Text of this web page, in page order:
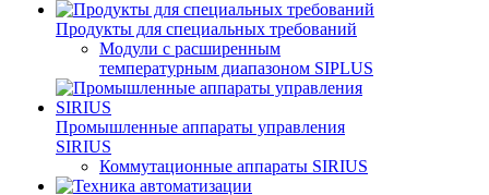
Продукты для специальных требований
Модули с расширенным
температурным диапазоном SIPLUS
Промышленные аппараты управления
SIRIUS
Коммутационные аппараты SIRIUS